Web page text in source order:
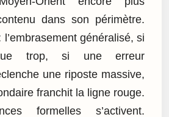
dans son périmètre.
généralisé, si
trop, si une erreur
une riposte massive,
franchit la ligne rouge.
formelles s’activent.